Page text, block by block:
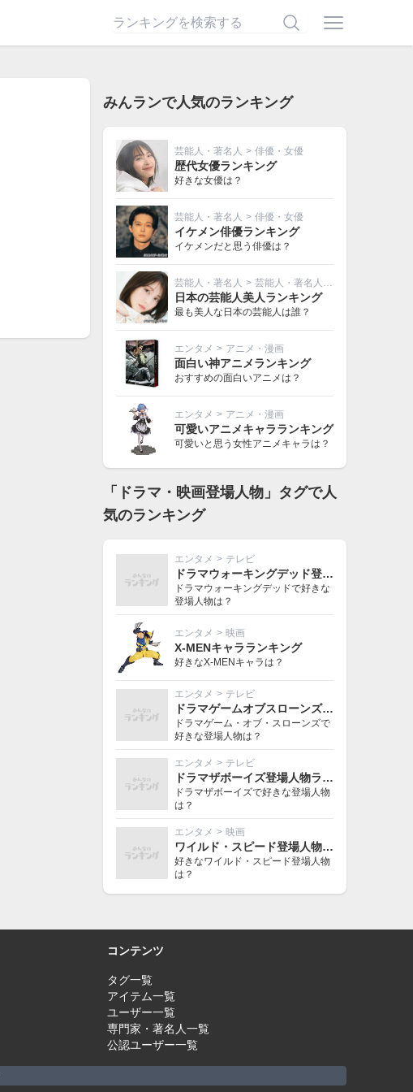
みんランで人気のランキング
芸能人・著名人 > 俳優・女優
歴代女優ランキング
好きな女優は？
芸能人・著名人 > 俳優・女優
イケメン俳優ランキング
イケメンだと思う俳優は？
芸能人・著名人 > 芸能人・著名人その他
日本の芸能人美人ランキング
最も美人な日本の芸能人は誰？
エンタメ > アニメ・漫画
面白い神アニメランキング
おすすめの面白いアニメは？
エンタメ > アニメ・漫画
可愛いアニメキャラランキング
可愛いと思う女性アニメキャラは？
「ドラマ・映画登場人物」タグで人
気のランキング
エンタメ > テレビ
ドラマウォーキングデッド登場人物ランキング
ドラマウォーキングデッドで好きな
登場人物は？
エンタメ > 映画
X-MENキャラランキング
好きなX-MENキャラは？
エンタメ > テレビ
ドラマゲームオブスローンズ登場人物ランキング
ドラマゲーム・オブ・スローンズで
好きな登場人物は？
エンタメ > テレビ
ドラマザボーイズ登場人物ランキング
ドラマザボーイズで好きな登場人物
は？
エンタメ > 映画
ワイルド・スピード登場人物ランキング
好きなワイルド・スピード登場人物
は？
コンテンツ
タグ一覧
アイテム一覧
ユーザー一覧
専門家・著名人一覧
公認ユーザー一覧